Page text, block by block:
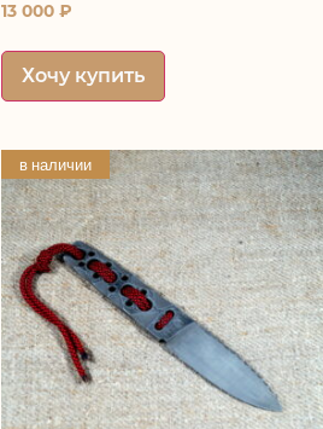
13 000 ₽
Хочу купить
в наличии